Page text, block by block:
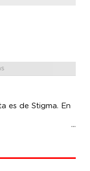
es de Stigma. En